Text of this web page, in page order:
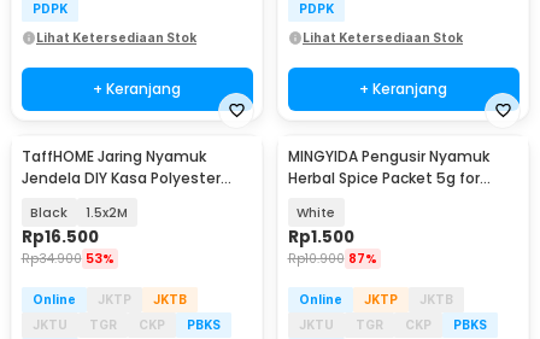
PDPK
Lihat Ketersediaan Stok
+ Keranjang
PDPK
Lihat Ketersediaan Stok
+ Keranjang
TaffHOME Jaring Nyamuk
Jendela DIY Kasa Polyester
Black 1.5x2M
Rp16.500
Rp34.900 53%
Online JKTP
JKTB
JKTU
TGR CKP
PBKS
MINGYIDA Pengusir Nyamuk
Herbal Spice Packet 5g for
White
Rp1.500
Rp10.900 87%
Online JKTP
JKTB
JKTU
TGR CKP
PBKS